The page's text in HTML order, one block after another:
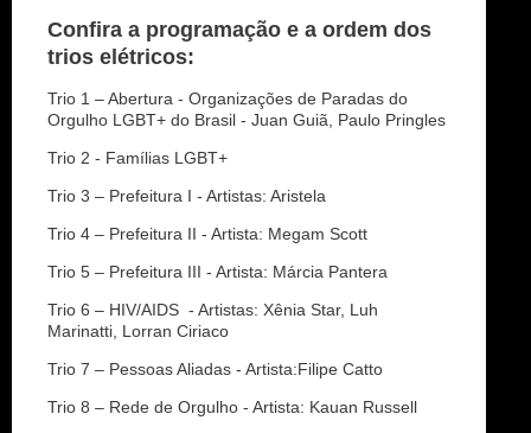
Confira a programação e a ordem dos
trios elétricos:
Trio 1 – Abertura - Organizações de Paradas do
Orgulho LGBT+ do Brasil - Juan Guiã, Paulo Pringles
Trio 2 - Famílias LGBT+
Trio 3 – Prefeitura I - Artistas: Aristela
Trio 4 – Prefeitura II - Artista: Megam Scott
Trio 5 – Prefeitura III - Artista: Márcia Pantera
Trio 6 – HIV/AIDS - Artistas: Xênia Star, Luh
Marinatti, Lorran Ciriaco
Trio 7 – Pessoas Aliadas - Artista:Filipe Catto
Trio 8 – Rede de Orgulho - Artista: Kauan Russell